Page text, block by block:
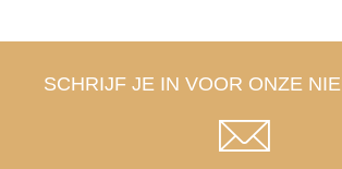
SCHRIJF JE IN VOOR ONZE